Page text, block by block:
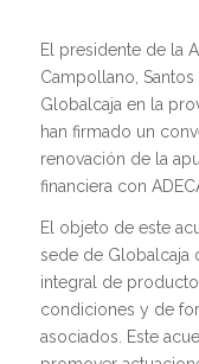
El presidente de la
Campollano,
Globalcaja en la
han firmado un
renovación de la
financiera con
El objeto de este
sede de Globalcaja
integral de
condiciones y de
asociados. Este